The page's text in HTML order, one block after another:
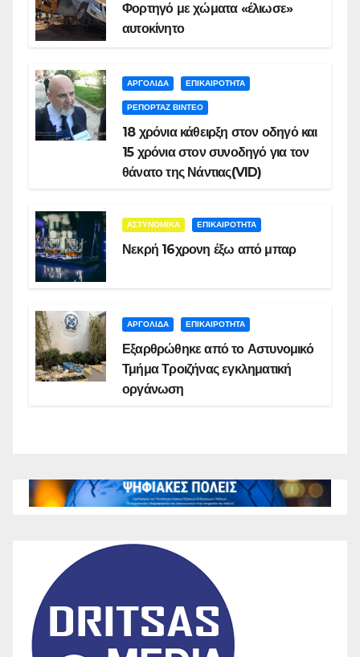
Φορτηγό με χώματα «έλιωσε»
αυτοκίνητο
ΑΡΓΟΛΙΔΑ ΕΠΙΚΑΙΡΟΤΗΤΑ
ΡΕΠΟΡΤΑΖ ΒΙΝΤΕΟ
18 χρόνια κάθειρξη στον οδηγό και
15 χρόνια στον συνοδηγό για τον
θάνατο της Νάντιας(VID)
ΑΣΤΥΝΟΜΙΚΑ ΕΠΙΚΑΙΡΟΤΗΤΑ
Νεκρή 16χρονη έξω από μπαρ
ΑΡΓΟΛΙΔΑ ΕΠΙΚΑΙΡΟΤΗΤΑ
Εξαρθρώθηκε από το Αστυνομικό
Τμήμα Τροιζήνας εγκληματική
οργάνωση